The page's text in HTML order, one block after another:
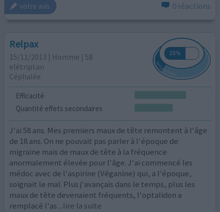
votre avis 0 réactions
Relpax
15/11/2013 | Homme | 58
elétriptan
Céphalée
Efficacité
Quantité effets secondaires
J'ai 58 ans. Mes premiers maux de tête remontent à l'âge
de 18 ans. On ne pouvait pas parler à l'époque de
migraine mais de maux de tête à la fréquence
anormalement élevée pour l'âge. J'ai commencé les
médoc avec de l'aspirine (Véganine) qui, a l'époque,
soignait le mal. Plus j'avançais dans le temps, plus les
maux de tête devenaient fréquents, l'optalidon a
remplacé l'as ...lire la suite